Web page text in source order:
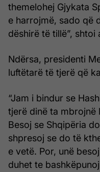
themelohej Gjykata
e harrojmë, sado që
dëshirë të tillë”, shtoi
Ndërsa, presidenti
luftëtarë të tjerë që
“Jam i bindur se
tjerë dinë ta mbrojnë
Besoj se Shqipëria
shpresoj se do të
e vetë. Por, unë
duhet te